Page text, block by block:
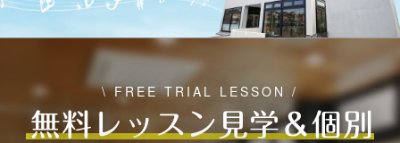
\ FREE TRIAL LESSON /
無料レッスン見学＆個別